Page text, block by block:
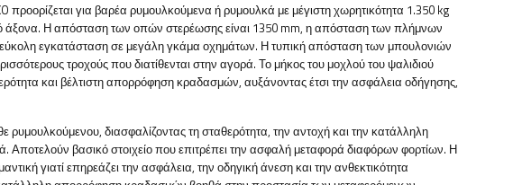
για βαρέα ρυμουλκούμενα ή ρυμουλκά με μέγιστη χωρητικότητα 1.350 kg
άξονα. Η απόσταση των οπών στερέωσης είναι 1350 mm, η απόσταση των πλήμνων
εύκολη εγκατάσταση σε μεγάλη γκάμα οχημάτων. Η τυπική απόσταση των μπουλονιών
τροχούς που διατίθενται στην αγορά. Το μήκος του μοχλού του ψαλιδιού
και βέλτιστη απορρόφηση κραδασμών, αυξάνοντας έτσι την ασφάλεια οδήγησης,
ρυμουλκούμενου, διασφαλίζοντας τη σταθερότητα, την αντοχή και την κατάλληλη
βασικό στοιχείο που επιτρέπει την ασφαλή μεταφορά διαφόρων φορτίων. Η
γιατί επηρεάζει την ασφάλεια, την οδηγική άνεση και την ανθεκτικότητα